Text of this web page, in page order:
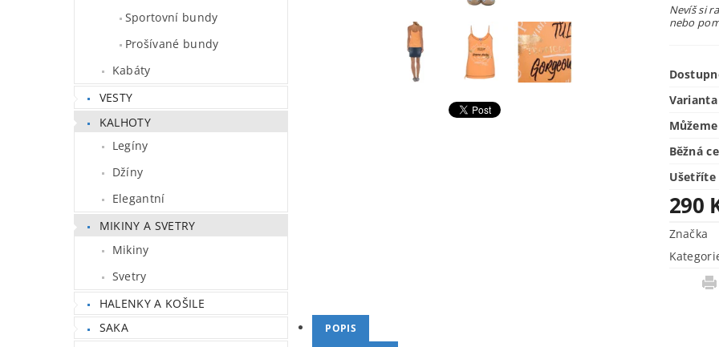
Sportovní bundy
Prošívané bundy
Kabáty
VESTY
KALHOTY
Legíny
Džíny
Elegantní
MIKINY A SVETRY
Mikiny
Svetry
HALENKY A KOŠILE
SAKA
Nevíš si
nebo
Varianta
Běžná
Ušetříte
290
Značka
POPIS